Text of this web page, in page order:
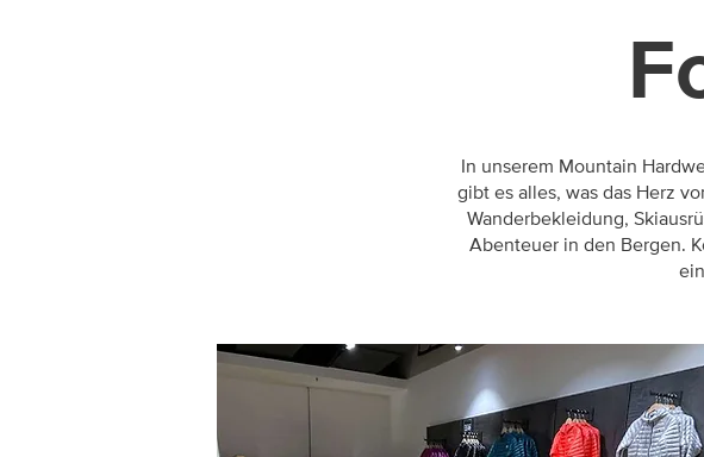
In unserem Mountain
gibt es alles, was das Herz
Wanderbekleidung,
Abenteuer in den Bergen.